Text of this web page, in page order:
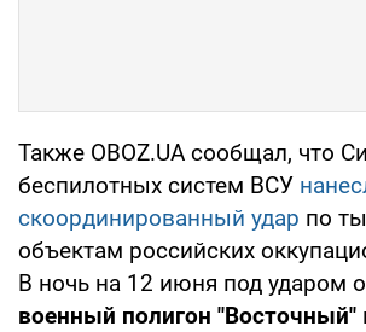
Также OBOZ.UA сообщал, что
беспилотных систем ВСУ
скоординированный удар по
объектам российских
В ночь на 12 июня под ударом
военный полигон "Восточный"